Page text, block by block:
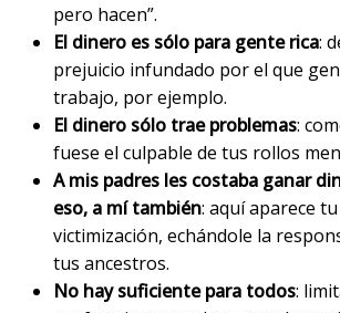
pero hacen”.
El dinero es sólo para gente rica:
prejuicio infundado por el que
trabajo, por ejemplo.
El dinero sólo trae problemas:
fuese el culpable de tus rollos
A mis padres les costaba ganar
eso, a mí también: aquí aparece tu
victimización, echándole la
tus ancestros.
No hay suficiente para todos: